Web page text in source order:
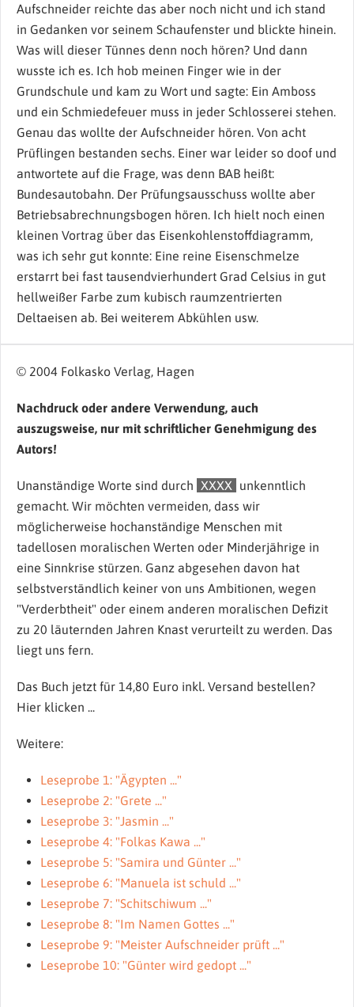
Aufschneider reichte das aber noch nicht und ich stand
in Gedanken vor seinem Schaufenster und blickte hinein.
Was will dieser Tünnes denn noch hören? Und dann
wusste ich es. Ich hob meinen Finger wie in der
Grundschule und kam zu Wort und sagte: Ein Amboss
und ein Schmiedefeuer muss in jeder Schlosserei stehen.
Genau das wollte der Aufschneider hören. Von acht
Prüflingen bestanden sechs. Einer war leider so doof und
antwortete auf die Frage, was denn BAB heißt:
Bundesautobahn. Der Prüfungsausschuss wollte aber
Betriebsabrechnungsbogen hören. Ich hielt noch einen
kleinen Vortrag über das Eisenkohlenstoffdiagramm,
was ich sehr gut konnte: Eine reine Eisenschmelze
erstarrt bei fast tausendvierhundert Grad Celsius in gut
hellweißer Farbe zum kubisch raumzentrierten
Deltaeisen ab. Bei weiterem Abkühlen usw.
© 2004 Folkasko Verlag, Hagen
Nachdruck oder andere Verwendung, auch
auszugsweise, nur mit schriftlicher Genehmigung des
Autors!
Unanständige Worte sind durch XXXX
unkenntlich
gemacht. Wir möchten vermeiden, dass wir
möglicherweise hochanständige Menschen mit
tadellosen moralischen Werten oder Minderjährige in
eine Sinnkrise stürzen. Ganz abgesehen davon hat
selbstverständlich keiner von uns Ambitionen, wegen
"Verderbtheit" oder einem anderen moralischen Defizit
zu 20 läuternden Jahren Knast verurteilt zu werden. Das
liegt uns fern.
Das Buch jetzt für 14,80 Euro inkl. Versand bestellen?
Hier klicken ...
Weitere:
Leseprobe 1: "Ägypten ..."
Leseprobe 2: "Grete ..."
Leseprobe 3: "Jasmin ..."
Leseprobe 4: "Folkas Kawa ..."
Leseprobe 5: "Samira und Günter ..."
Leseprobe 6: "Manuela ist schuld ..."
Leseprobe 7: "Schitschiwum ..."
Leseprobe 8: "Im Namen Gottes ..."
Leseprobe 9: "Meister Aufschneider prüft ..."
Leseprobe 10: "Günter wird gedopt ..."